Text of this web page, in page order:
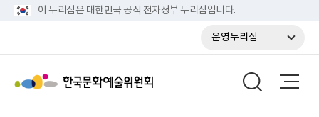
이 누리집은 대한민국 공식 전자정부 누리집입니다.
운영누리집